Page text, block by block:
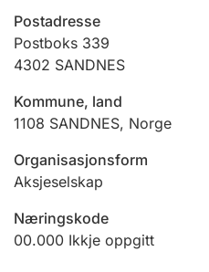
Ektepaktrettleiaren
Postadresse
Postboks 339
4302 SANDNES
Kommune, land
1108 SANDNES, Norge
Organisasjonsform
Aksjeselskap
Næringskode
00.000 Ikkje oppgitt